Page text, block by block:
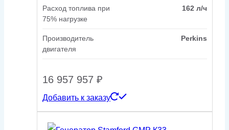
Расход топлива при
75% нагрузке
162 л/ч
Производитель
двигателя
Perkins
16 957 957 ₽
Добавить к заказу